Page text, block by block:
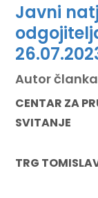
Javni
Autor
CENTAR ZA
SVITANJE
TRG